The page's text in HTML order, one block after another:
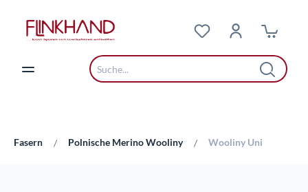
Fasern / Polnische Merino Wooliny / Wooliny Uni